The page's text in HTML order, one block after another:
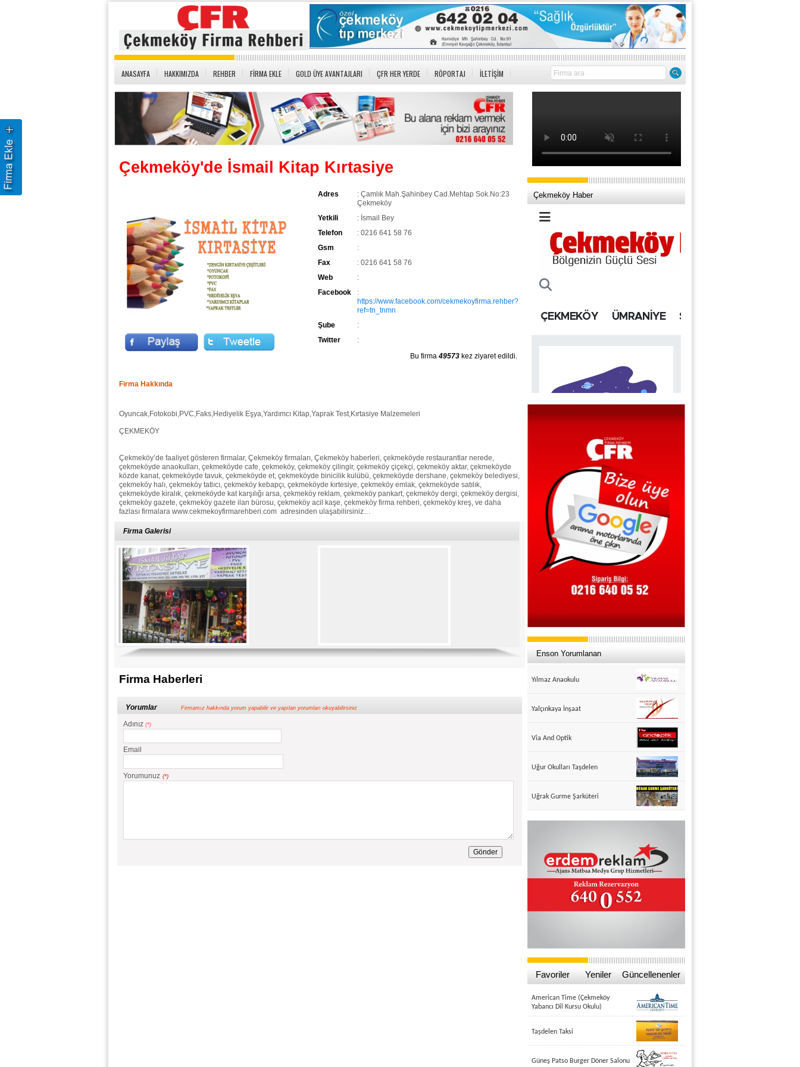
ANASAYFA HAKKIMIZDA REHBER FİRMA EKLE GOLD ÜYE AVANTAJLARI ÇFR HER YERDE RÖPORTAJ İLETİŞİM
Çekmeköy'de İsmail Kitap Kırtasiye
Adres
: Çamlık Mah.Şahinbey Cad.Mehtap Sok.No:23
Çekmeköy
Yetkili
: İsmail Bey
Telefon
: 0216 641 58 76
Gsm
:
Fax
: 0216 641 58 76
Web
:
Facebook
:
https://www.facebook.com/cekmekoyfirma.rehber?
ref=tn_tnmn
Şube
:
Twitter
:
Bu firma 49573 kez ziyaret edildi.
Firma Hakkında
Oyuncak,Fotokobi,PVC,Faks,Hediyelik Eşya,Yardımcı Kitap,Yaprak Test,Kırtasiye Malzemeleri
ÇEKMEKÖY
Çekmeköy’de faaliyet gösteren firmalar, Çekmeköy firmaları, Çekmeköy haberleri, çekmeköyde restaurantlar nerede,
çekmeköyde anaokulları, çekmeköyde cafe, çekmeköy, çekmeköy çilingir, çekmeköy çiçekçi, çekmeköy aktar, çekmeköyde
közde kanat, çekmeköyde tavuk, çekmeköyde et, çekmeköyde binicilik kulübü, çekmeköyde dershane, çekmeköy belediyesi,
çekmeköy halı, çekmeköy tatlıcı, çekmeköy kebapçı, çekmeköyde kırtesiye, çekmeköy emlak, çekmeköyde satılık,
çekmeköyde kiralık, çekmeköyde kat karşılığı arsa, çekmeköy reklam, çekmeköy pankart, çekmeköy dergi, çekmeköy dergisi,
çekmeköy gazete, çekmeköy gazete ilan bürosu, çekmeköy acil kaşe, çekmeköy firma rehberi, çekmeköy kreş, ve daha
fazlası firmalara www.cekmekoyfirmarehberi.com adresinden ulaşabilirsiniz…
Firma Galerisi
Firma Haberleri
Yorumlar Firmamız hakkında yorum yapabilir ve yapılan yorumları okuyabilirsiniz
Adınız (*)
Email
Yorumunuz (*)
Çekmeköy Haber
Enson Yorumlanan
Yılmaz Anaokulu
Yalçınkaya İnşaat
Via And Optik
Uğur Okulları Taşdelen
Uğrak Gurme Şarküteri
Favoriler Yeniler Güncellenenler
American Time (Çekmeköy
Yabancı Dil Kursu Okulu)
Taşdelen Taksi
Güneş Patso Burger Döner Salonu